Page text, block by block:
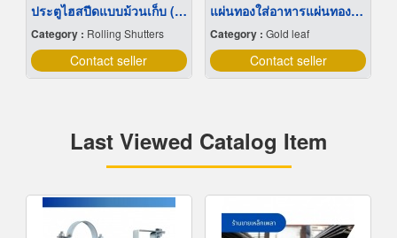
ประตูไฮสปีดแบบม้วนเก็บ (Roll-Up High Speed Door)
Category : Rolling Shutters
Contact seller
แผ่นทองใส่อาหารแผ่นทองติดขนมเค้กใส่ทอง
Category : Gold leaf
Contact seller
Last Viewed Catalog Item